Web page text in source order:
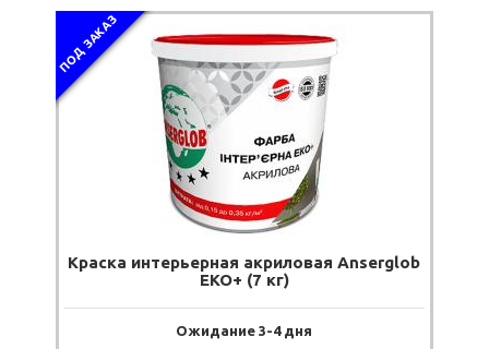
ПОД ЗАКАЗ
Краска интерьерная акриловая Anserglob
EKO+ (7 кг)
Ожидание 3-4 дня